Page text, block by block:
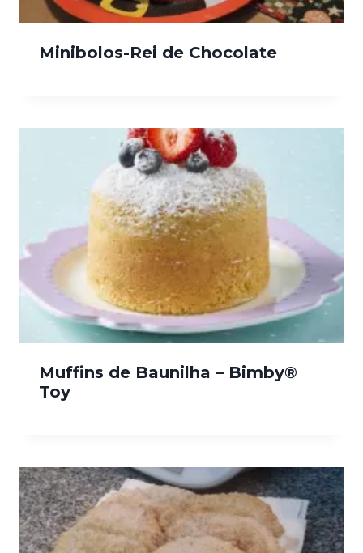
Minibolos-Rei de Chocolate
Muffins de Baunilha – Bimby®
Toy